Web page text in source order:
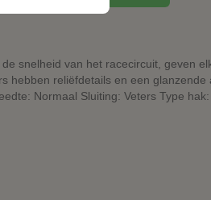
snelheid van het racecircuit, geven
hebben reliëfdetails en een
Normaal Sluiting: Veters Type